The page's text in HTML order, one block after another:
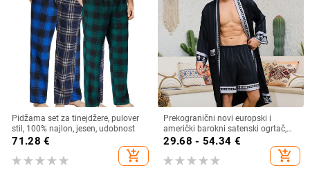
Pidžama set za tinejdžere, pulover
stil, 100% najlon, jesen, udobnost
71.28 €
add_shopping_cart
Prekogranični novi europski i
američki barokni satenski ogrtač,
kratke hlače, spavaćica, muška
29.68 - 54.34 €
add_shopping_cart